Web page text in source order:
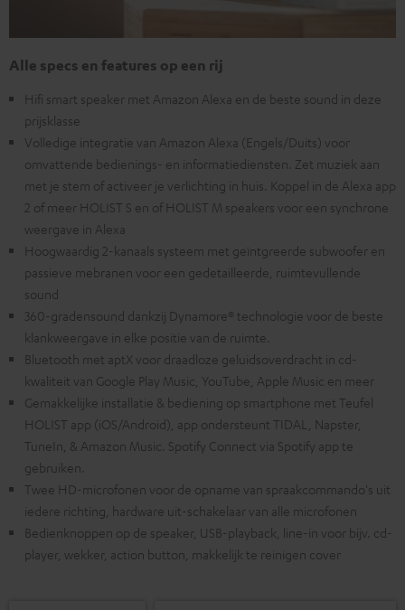
Alle specs en features op een rij
Hifi smart speaker met Amazon Alexa en de beste sound in deze
prijsklasse
Volledige integratie van Amazon Alexa (Engels/Duits) voor
omvattende bedienings- en informatiediensten. Zet muziek aan
met je stem of activeer je verlichting in huis. Koppel in de Alexa app
2 of meer HOLIST S en of HOLIST M speakers voor een synchrone
weergave in Alexa
Hoogwaardig 2-kanaals systeem met geïntgreerde subwoofer en
passieve mebranen voor een gedetailleerde, ruimtevullende
sound
360-gradensound dankzij Dynamore® technologie voor de beste
klankweergave in elke positie van de ruimte.
Bluetooth met aptX voor draadloze geluidsoverdracht in cd-
kwaliteit van Google Play Music, YouTube, Apple Music en meer
Gemakkelijke installatie & bediening op smartphone met Teufel
HOLIST app (iOS/Android), app ondersteunt TIDAL, Napster,
TuneIn, & Amazon Music. Spotify Connect via Spotify app te
gebruiken.
Twee HD-microfonen voor de opname van spraakcommando's uit
iedere richting, hardware uit-schakelaar van alle microfonen
Bedienknoppen op de speaker, USB-playback, line-in voor bijv. cd-
player, wekker, action button, makkelijk te reinigen cover